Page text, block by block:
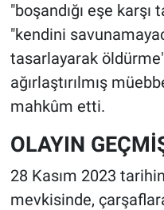
"boşandığı eşe
"kendini
tasarlayarak
ağırlaştırılmış
mahkûm etti.
OLAYIN
28 Kasım 2023
mevkisinde,